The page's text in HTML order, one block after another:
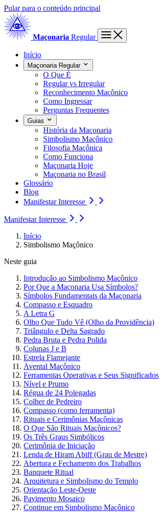
Pular para o conteúdo principal
Maçonaria Regular
Início
Maçonaria Regular
O Que É
Regular vs Irregular
Reconhecimento Maçônico
Como Ingressar
Perguntas Frequentes
Guias
História da Maçonaria
Simbolismo Maçônico
Filosofia Maçônica
Como Funciona
Maçonaria Hoje
Maçonaria no Brasil
Glossário
Blog
Manifestar Interesse
Manifestar Interesse
Início
Simbolismo Maçônico
Neste guia
Introdução ao Simbolismo Maçônico
Por Que a Maçonaria Usa Símbolos?
Símbolos Fundamentais da Maçonaria
Compasso e Esquadro
A Letra G
Olho Que Tudo Vê (Olho da Providência)
Triângulo e Delta Sagrado
Pedra Bruta e Pedra Polida
Colunas J e B
Estrela Flamejante
Avental Maçônico
Ferramentas Operativas e Seus Significados
Nível e Prumo
Régua de 24 Polegadas
Colher de Pedreiro
Compasso (como ferramenta)
Rituais e Cerimônias Maçônicas
O Que São Rituais Maçônicos?
Os Três Graus Simbólicos
Cerimônia de Iniciação
Lenda de Hiram Abiff (Grau de Mestre)
Abertura e Fechamento dos Trabalhos
Banquete Ritual
Arquitetura e Simbolismo do Templo
Orientação Leste-Oeste
Pavimento Mosaico
Continue em Simbolismo Maçônico